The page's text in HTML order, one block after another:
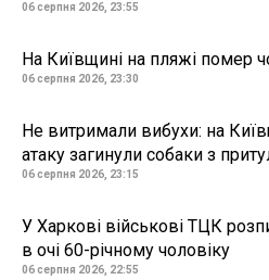
06 серпня 2026, 23:55
На Київщині на пляжі помер
06 серпня 2026, 23:30
Не витримали вибухи: на
атаку загинули собаки з
06 серпня 2026, 23:15
У Харкові військові ТЦК
в очі 60-річному чоловіку
06 серпня 2026, 22:55